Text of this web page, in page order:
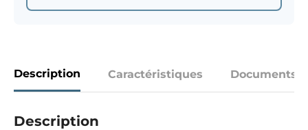
Description Caractéristiques Documents
Description